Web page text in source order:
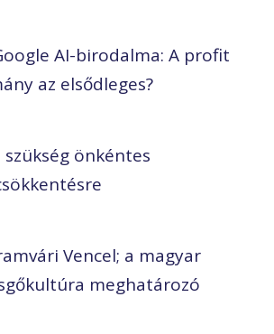
AI-birodalma: A profit
az elsődleges?
önkéntes
Vencel; a magyar
meghatározó